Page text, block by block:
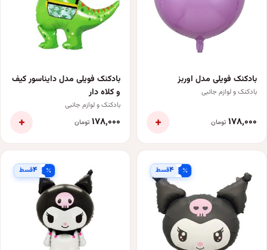
بادکنک فویلی مدل اوربز
بادکنک و لوازم جانبی
۱۷۸٬۰۰۰ تومان +
بادکنک فویلی مدل دایناسور کیف
و کلاه دار
بادکنک و لوازم جانبی
۱۷۸٬۰۰۰ تومان +
۴قسط ۴قسط